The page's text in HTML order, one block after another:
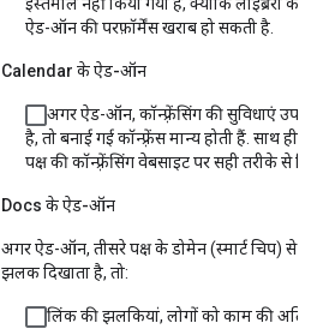
ऐड-ऑन की परफ़ॉर्मेंस खराब हो सकती है.
Calendar के ऐड-ऑन
अगर ऐड-ऑन, कॉन्फ़्रेंसिंग की सुविधाएं
है, तो बनाई गई कॉन्फ़्रेंस मान्य होती हैं. साथ ही,
पक्ष की कॉन्फ़्रेंसिंग वेबसाइट पर सही तरीके से
Docs के ऐड-ऑन
अगर ऐड-ऑन, तीसरे पक्ष के डोमेन (स्मार्ट चिप) से
झलक दिखाता है, तो:
लिंक की झलकियां, लोगों को काम की